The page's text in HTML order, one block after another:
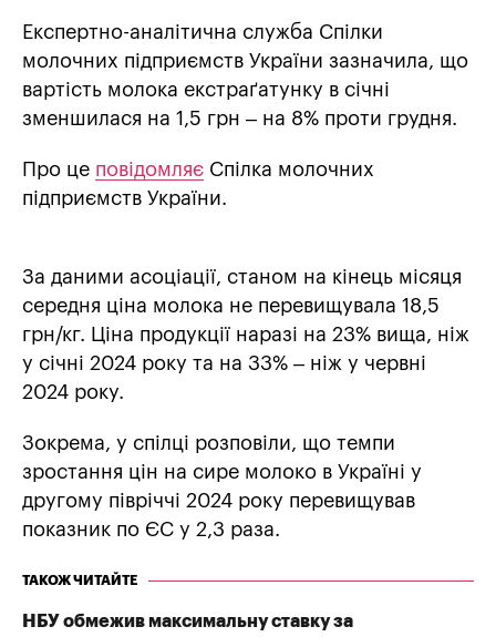
Експертно-аналітична служба Спілки
молочних підприємств України зазначила, що
вартість молока екстраґатунку в січні
зменшилася на 1,5 грн – на 8% проти грудня.
Про це повідомляє Спілка молочних
підприємств України.
За даними асоціації, станом на кінець місяця
середня ціна молока не перевищувала 18,5
грн/кг. Ціна продукції наразі на 23% вища, ніж
у січні 2024 року та на 33% – ніж у червні
2024 року.
Зокрема, у спілці розповіли, що темпи
зростання цін на сире молоко в Україні у
другому півріччі 2024 року перевищував
показник по ЄС у 2,3 раза.
ТАКОЖ ЧИТАЙТЕ
НБУ обмежив максимальну ставку за